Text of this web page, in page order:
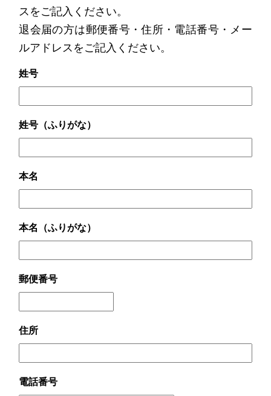
スをご記入ください。
退会届の方は郵便番号・住所・電話番号・メー
ルアドレスをご記入ください。
姓号
姓号（ふりがな）
本名
本名（ふりがな）
郵便番号
住所
電話番号